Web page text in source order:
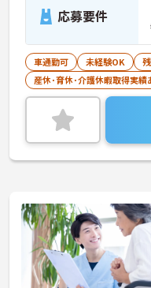
応募要件
車通勤可 未経験OK
産休･育休･介護休暇取得実績